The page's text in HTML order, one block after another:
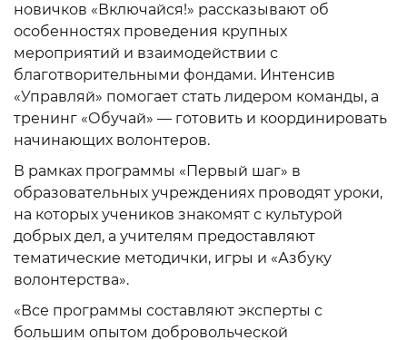
новичков «Включайся!» рассказывают об
особенностях проведения крупных
мероприятий и взаимодействии с
благотворительными фондами. Интенсив
«Управляй» помогает стать лидером команды, а
тренинг «Обучай» — готовить и координировать
начинающих волонтеров.
В рамках программы «Первый шаг» в
образовательных учреждениях проводят уроки,
на которых учеников знакомят с культурой
добрых дел, а учителям предоставляют
тематические методички, игры и «Азбуку
волонтерства».
«Все программы составляют эксперты с
большим опытом добровольческой